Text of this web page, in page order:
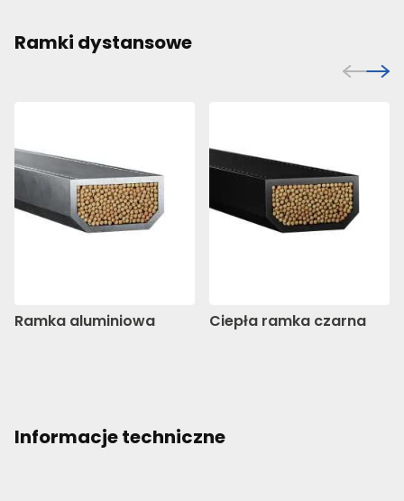
Ramki dystansowe
Ramka aluminiowa Ciepła ramka czarna
Informacje techniczne